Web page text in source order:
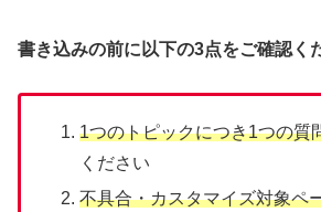
書き込みの前に以下の3点をご確認く
1つのトピックにつき1つの質
ください
不具合・カスタマイズ対象ペ